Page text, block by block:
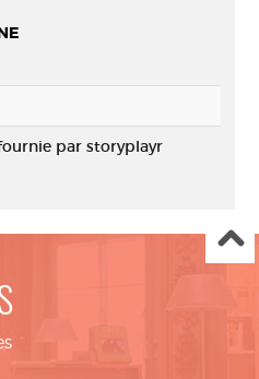
par storyplayr